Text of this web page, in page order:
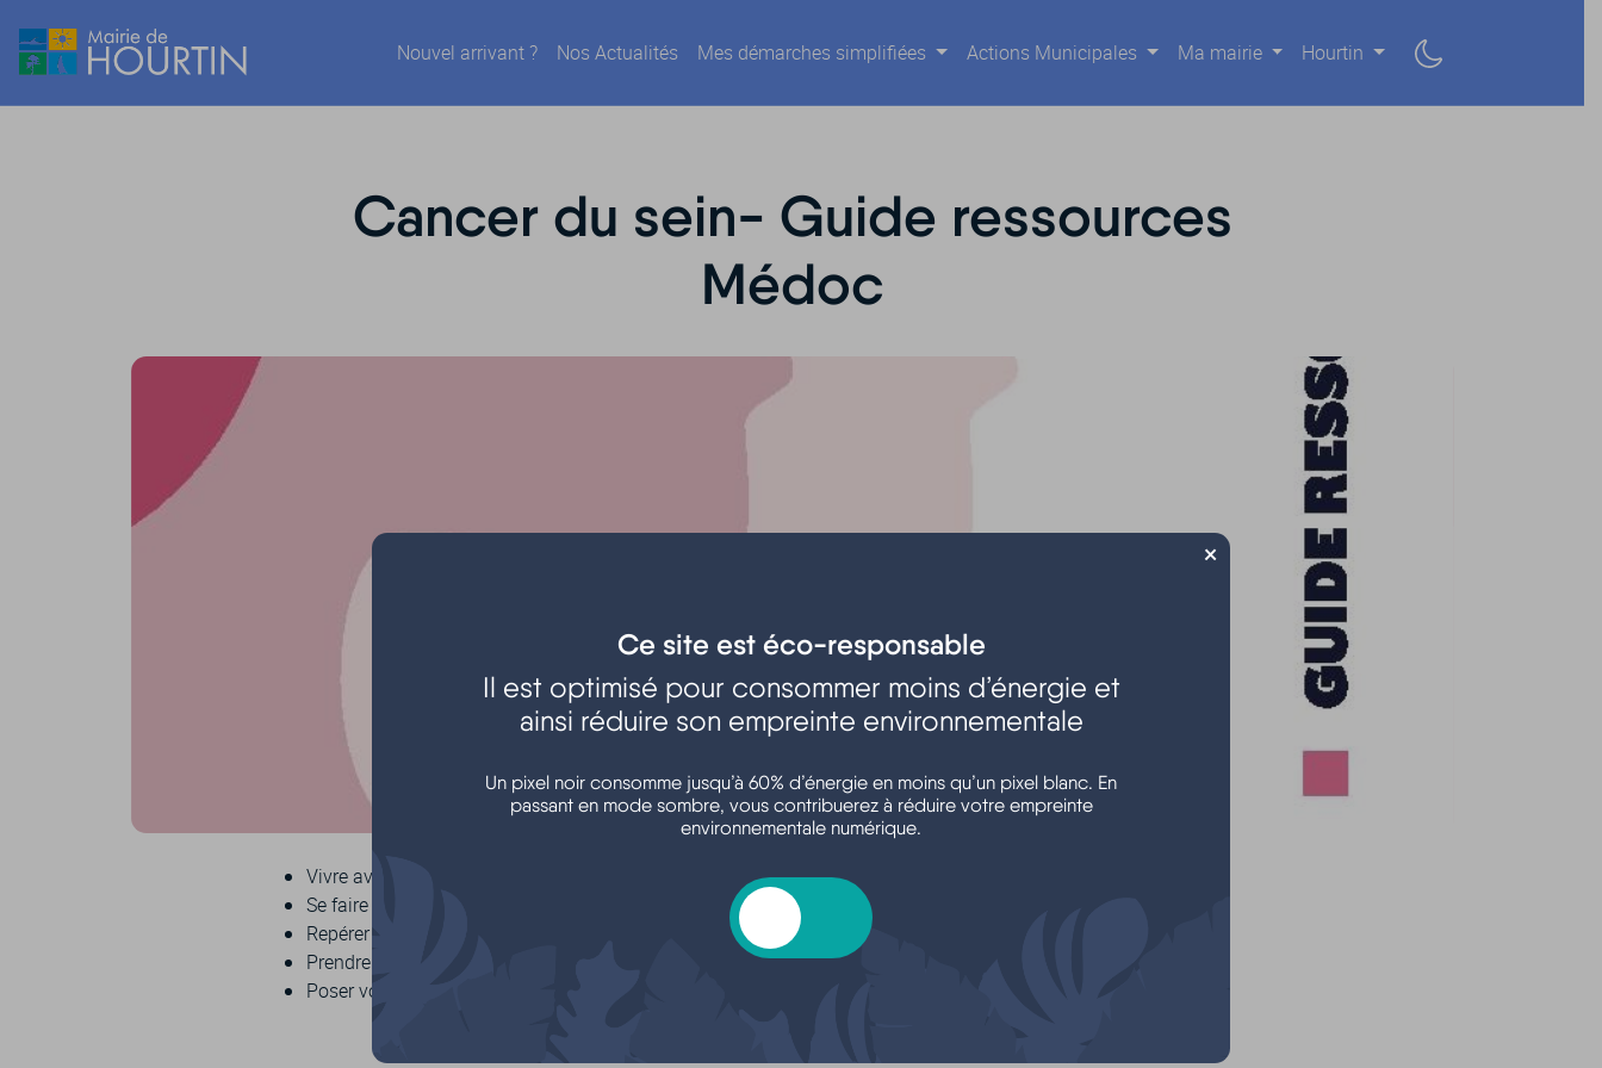
Nouvel arrivant ? Nos Actualités Mes démarches simplifiées Actions Municipales Ma mairie Hourtin
Cancer du sein- Guide ressources
Médoc
Vivre avec un cancer,
Se faire accompagner,
Repérer les différentes étapes de son parcours,
Prendre soin de vous,
Poser vos questions.
Ce site est éco-responsable
Il est optimisé pour consommer moins d’énergie et
ainsi réduire son empreinte environnementale
Un pixel noir consomme jusqu’à 60% d’énergie en moins qu’un pixel blanc. En
passant en mode sombre, vous contribuerez à réduire votre empreinte
environnementale numérique.
×